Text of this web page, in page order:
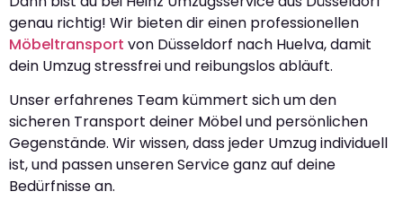
genau richtig! Wir bieten dir einen professionellen
Möbeltransport von Düsseldorf nach Huelva, damit
dein Umzug stressfrei und reibungslos abläuft.
Unser erfahrenes Team kümmert sich um den
sicheren Transport deiner Möbel und persönlichen
Gegenstände. Wir wissen, dass jeder Umzug individuell
ist, und passen unseren Service ganz auf deine
Bedürfnisse an.